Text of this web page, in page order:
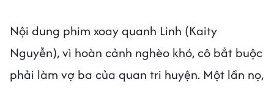
Nội dung phim xoay quanh Linh (Kaity
Nguyễn), vì hoàn cảnh nghèo khó, cô bắt buộc
phải làm vợ ba của quan tri huyện. Một lần nọ,